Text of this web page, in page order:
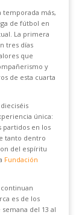
temporada más,
de fútbol en
La primera
tres días
que
y
de esta cuarta
única:
partidos en los
tanto dentro
del espíritu
Fundación
es de los
del 13 al